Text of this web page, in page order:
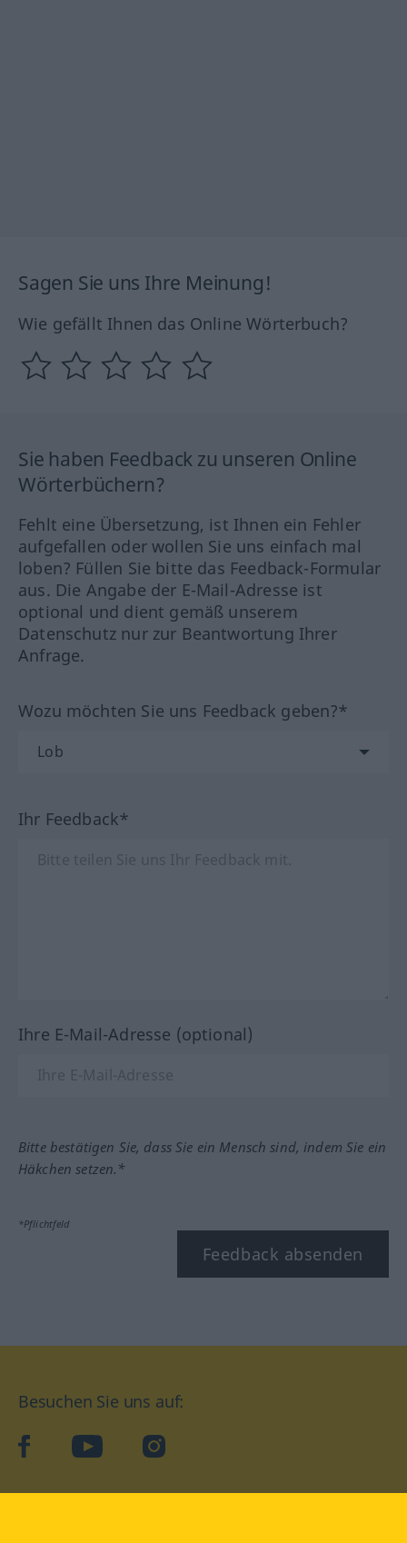
Sagen Sie uns Ihre Meinung!
Wie gefällt Ihnen das Online Wörterbuch?
Sie haben Feedback zu unseren Online
Wörterbüchern?
Fehlt eine Übersetzung, ist Ihnen ein Fehler
aufgefallen oder wollen Sie uns einfach mal
loben? Füllen Sie bitte das Feedback-Formular
aus. Die Angabe der E-Mail-Adresse ist
optional und dient gemäß unserem
Datenschutz nur zur Beantwortung Ihrer
Anfrage.
Wozu möchten Sie uns Feedback geben?*
Ihr Feedback*
Ihre E-Mail-Adresse (optional)
Bitte bestätigen Sie, dass Sie ein Mensch sind, indem Sie ein
Häkchen setzen.*
*Pflichtfeld
Feedback absenden
Besuchen Sie uns auf:
facebookYouTube Instagram